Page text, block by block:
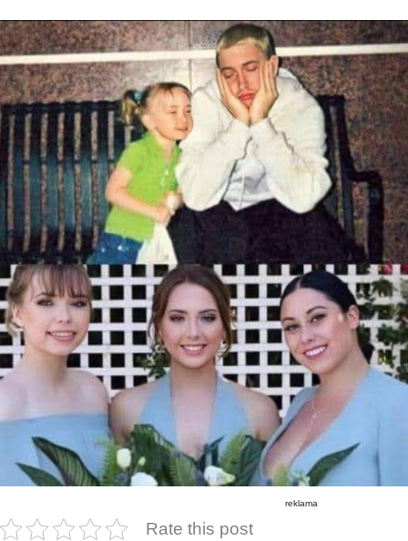
reklama
Rate this post